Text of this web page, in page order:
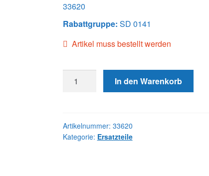
33620
Rabattgruppe: SD 0141
Artikel muss bestellt werden
LLA
In den Warenkorb
Artikelnummer: 33620
Kategorie: Ersatzteile